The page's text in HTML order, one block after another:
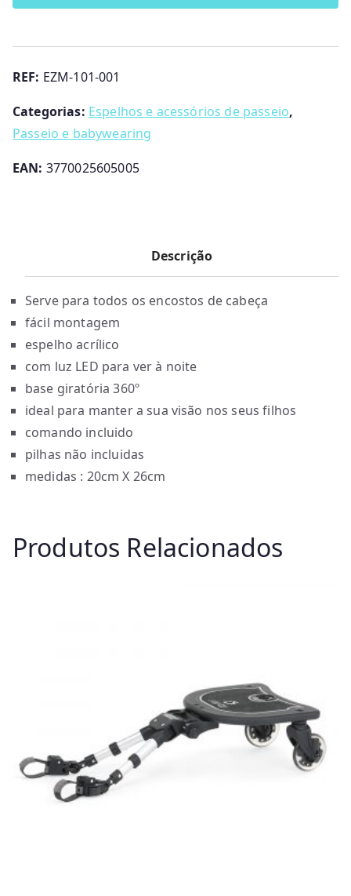
REF: EZM-101-001
Categorias: Espelhos e acessórios de passeio,
Passeio e babywearing
EAN: 3770025605005
Descrição
Serve para todos os encostos de cabeça
fácil montagem
espelho acrílico
com luz LED para ver à noite
base giratória 360º
ideal para manter a sua visão nos seus filhos
comando incluido
pilhas não incluidas
medidas : 20cm X 26cm
Produtos Relacionados